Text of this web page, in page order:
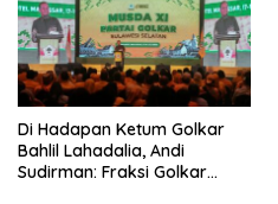
Di Hadapan Ketum Golkar
Bahlil Lahadalia, Andi
Sudirman: Fraksi Golkar